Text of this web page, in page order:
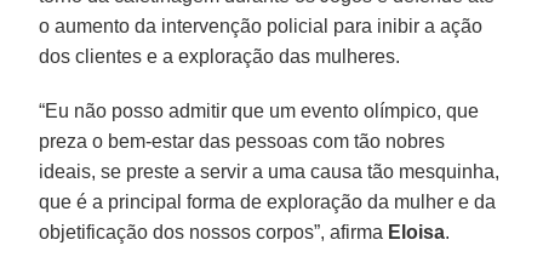
o aumento da intervenção policial para inibir a ação
dos clientes e a exploração das mulheres.
“Eu não posso admitir que um evento olímpico, que
preza o bem-estar das pessoas com tão nobres
ideais, se preste a servir a uma causa tão mesquinha,
que é a principal forma de exploração da mulher e da
objetificação dos nossos corpos”, afirma Eloisa.